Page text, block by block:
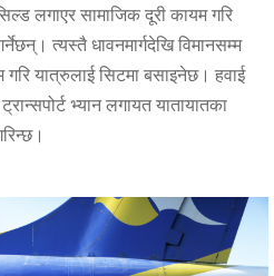
लगाएर सामाजिक दूरी कायम गरि
त्यस्तै धावनमार्गदेखि विमानसम्म
यात्रुलाई सिटमा बसाइनेछ। हवाई
भ्यान लगायत यातायातका